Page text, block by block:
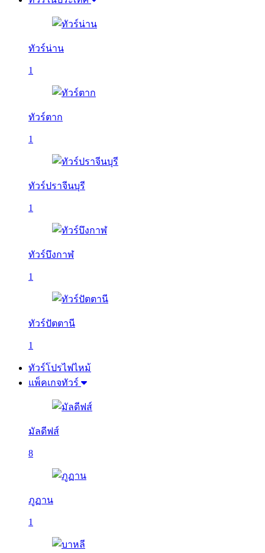
ทัวร์น่าน
1
ทัวร์ตาก
1
ทัวร์ปราจีนบุรี
1
ทัวร์บึงกาฬ
1
ทัวร์ปัตตานี
1
ทัวร์โปรไฟไหม้
แพ็คเกจทัวร์
มัลดีฟส์
8
ภูฏาน
1